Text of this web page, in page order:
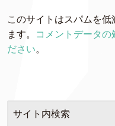
このサイトはスパムを
ます。
コメントデータの
ださい。
サイト内検索